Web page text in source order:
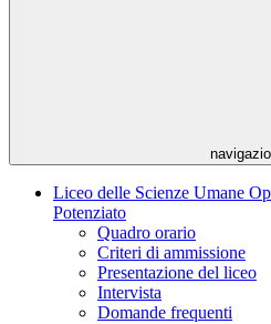
Liceo delle Scienze Umane
Potenziato
Quadro orario
Criteri di ammissione
Presentazione del liceo
Intervista
Domande frequenti